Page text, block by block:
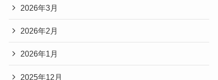
2026年3月
2026年2月
2026年1月
2025年12月